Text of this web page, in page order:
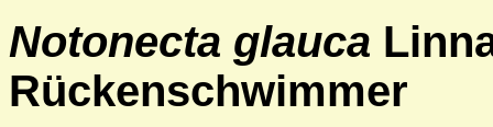
Notonecta glauca
Rückenschwimmer